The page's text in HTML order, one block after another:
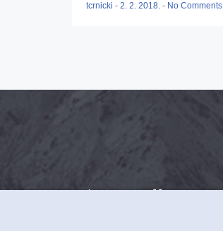
tcrnicki - 2. 2. 2018. - No Comments
What we offer